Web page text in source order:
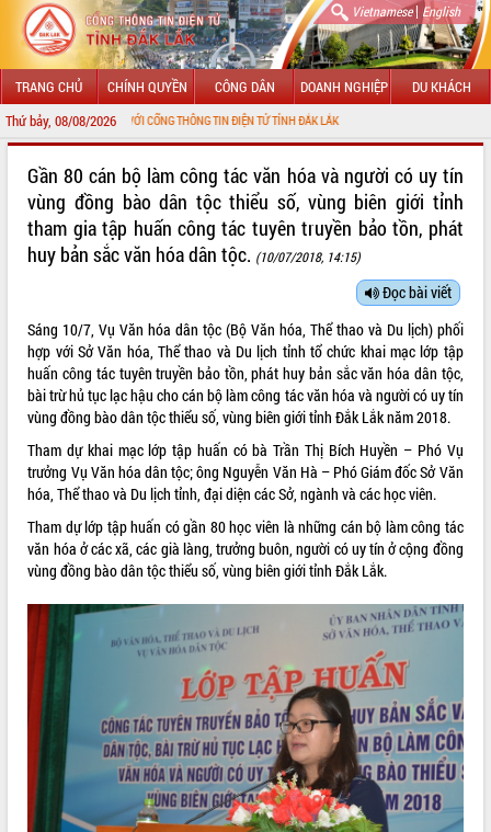
Vietnamese| English
TRANG CHỦ CHÍNH QUYỀN CÔNG DÂN DOANH NGHIỆP DU KHÁCH
Thứ bảy, 08/08/2026
ĐẾN VỚI CỔNG THÔNG TIN ĐIỆN TỬ TỈNH ĐẮK LẮK
LÃNH ĐẠO UBND TỈNH
TIN TỨC SỰ KIỆN
UBND CÁC XÃ, PHƯỜNG
THÔNG TIN CHỈ ĐẠO ĐIỀU HÀNH
HỆ THỐNG VĂN BẢN
VĂN BẢN HĐND TỈNH
ĐIỂM TIN VĂN BẢN
QUY HOẠCH - KẾ HOẠCH
Gần 80 cán bộ làm công tác văn hóa và người có uy tín
vùng đồng bào dân tộc thiểu số, vùng biên giới tỉnh
tham gia tập huấn công tác tuyên truyền bảo tồn, phát
huy bản sắc văn hóa dân tộc. (10/07/2018, 14:15)
Đọc bài viết
Sáng 10/7, Vụ Văn hóa dân tộc (Bộ Văn hóa, Thể thao và Du lịch) phối
hợp với Sở Văn hóa, Thể thao và Du lịch tỉnh tổ chức khai mạc lớp tập
huấn công tác tuyên truyền bảo tồn, phát huy bản sắc văn hóa dân tộc,
bài trừ hủ tục lạc hậu cho cán bộ làm công tác văn hóa và người có uy tín
vùng đồng bào dân tộc thiểu số, vùng biên giới tỉnh Đắk Lắk năm 2018.
Tham dự khai mạc lớp tập huấn có bà Trần Thị Bích Huyền – Phó Vụ
trưởng Vụ Văn hóa dân tộc; ông Nguyễn Văn Hà – Phó Giám đốc Sở Văn
hóa, Thể thao và Du lịch tỉnh, đại diện các Sở, ngành và các học viên.
Tham dự lớp tập huấn có gần 80 học viên là những cán bộ làm công tác
văn hóa ở các xã, các già làng, trưởng buôn, người có uy tín ở cộng đồng
vùng đồng bào dân tộc thiểu số, vùng biên giới tỉnh Đắk Lắk.